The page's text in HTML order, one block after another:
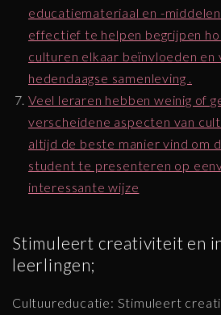
educatiemateriaal en -
effectief te helpen begrijpen
culturen elkaar beïnvloeden
hedendaagse samenleving .
Veel leraren hebben weinig of
verscheidene aspecten van
altijd de beste manier vind om
student te presenteren op
interessante wijze
Stimuleert creativiteit en
leerlingen;
Cultuureducatie: Stimuleert